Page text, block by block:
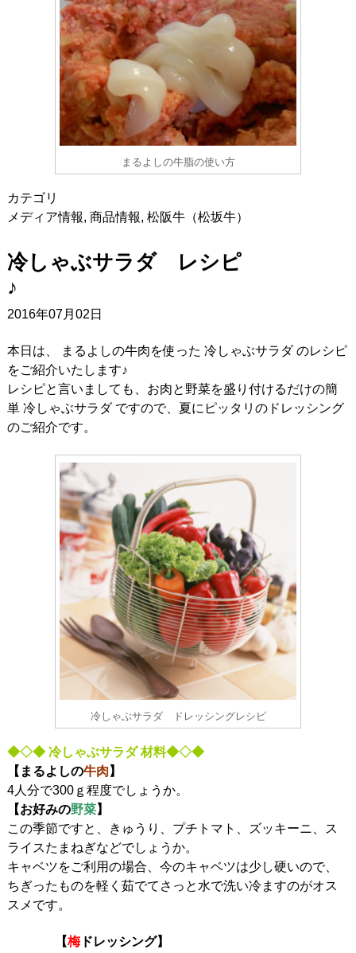
まるよしの牛脂の使い方
カテゴリ
メディア情報, 商品情報, 松阪牛（松坂牛）
冷しゃぶサラダ レシピ
♪
2016年07月02日
本日は、 まるよしの牛肉を使った 冷しゃぶサラダ のレシピ
をご紹介いたします♪
レシピと言いましても、お肉と野菜を盛り付けるだけの簡
単 冷しゃぶサラダ ですので、夏にピッタリのドレッシング
のご紹介です。
冷しゃぶサラダ ドレッシングレシピ
◆◇◆ 冷しゃぶサラダ 材料◆◇◆
【まるよしの牛肉 】
4人分で300ｇ程度でしょうか。
【お好みの野菜】
この季節ですと、きゅうり、プチトマト、ズッキーニ、ス
ライスたまねぎなどでしょうか。
キャベツをご利用の場合、今のキャベツは少し硬いので、
ちぎったものを軽く茹でてさっと水で洗い冷ますのがオス
スメです。
【梅ドレッシング】